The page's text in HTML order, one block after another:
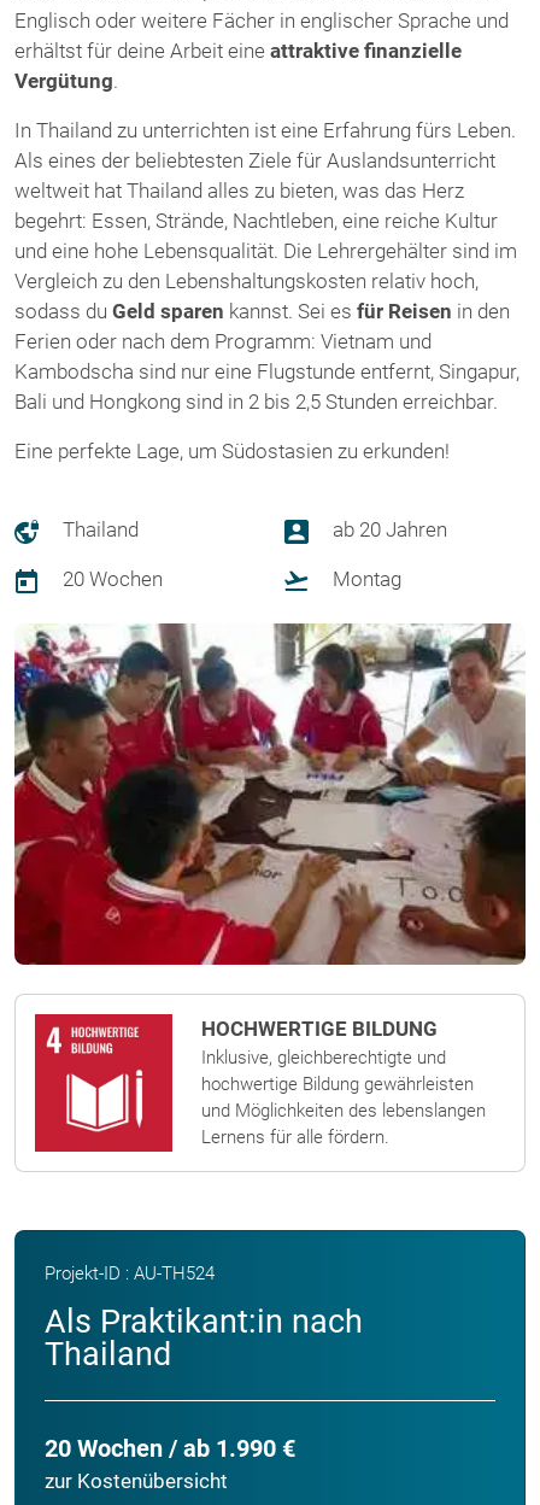
Englisch oder weitere Fächer in englischer Sprache und
erhältst für deine Arbeit eine attraktive finanzielle
Vergütung.
In Thailand zu unterrichten ist eine Erfahrung fürs Leben.
Als eines der beliebtesten Ziele für Auslandsunterricht
weltweit hat Thailand alles zu bieten, was das Herz
begehrt: Essen, Strände, Nachtleben, eine reiche Kultur
und eine hohe Lebensqualität. Die Lehrergehälter sind im
Vergleich zu den Lebenshaltungskosten relativ hoch,
sodass du Geld sparen kannst. Sei es für Reisen in den
Ferien oder nach dem Programm: Vietnam und
Kambodscha sind nur eine Flugstunde entfernt, Singapur,
Bali und Hongkong sind in 2 bis 2,5 Stunden erreichbar.
Eine perfekte Lage, um Südostasien zu erkunden!
Thailand ab 20 Jahren
20 Wochen Montag
HOCHWERTIGE BILDUNG
Inklusive, gleichberechtigte und
hochwertige Bildung gewährleisten
und Möglichkeiten des lebenslangen
Lernens für alle fördern.
Projekt-ID : AU-TH524
Als Praktikant:in nach
Thailand
20 Wochen / ab 1.990 €
zur Kostenübersicht